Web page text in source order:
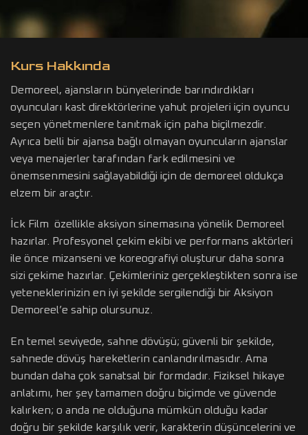
Kurs Hakkında
Demoreel, ajansların bünyelerinde barındırdıkları
oyuncuları kast direktörlerine yahut projeleri için oyuncu
seçen yönetmenlere tanıtmak için paha biçilmezdir.
Ayrıca belli bir ajansa bağlı olmayan oyuncuların ajanslar
veya menajerler tarafından fark edilmesini ve
önemsenmesini sağlayabildiği için de demoreel oldukça
elzem bir araçtır.
İck Film özellikle aksiyon sinemasına yönelik Demoreel
hazırlar. Profesyonel çekim ekibi ve performans aktörleri
ile önce mizanseni ve koreografiyi oluşturur daha sonra
sizi çekime hazırlar. Çekimleriniz gerçekleştikten sonra ise
yeteneklerinizin en iyi şekilde sergilendiği bir Aksiyon
Demoreel’e sahip olursunuz.
En temel seviyede, sahne dövüşü; güvenli bir şekilde,
sahnede dövüş hareketlerin canlandırılmasıdır. Ama
bundan daha çok sanatsal bir formdadır. Fiziksel hikaye
anlatımı, her şey tamamen doğru biçimde ve güvende
kalırken; o anda ne olduğuna mümkün olduğu kadar
doğru bir şekilde karşılık verir, karakterin düşüncelerini ve